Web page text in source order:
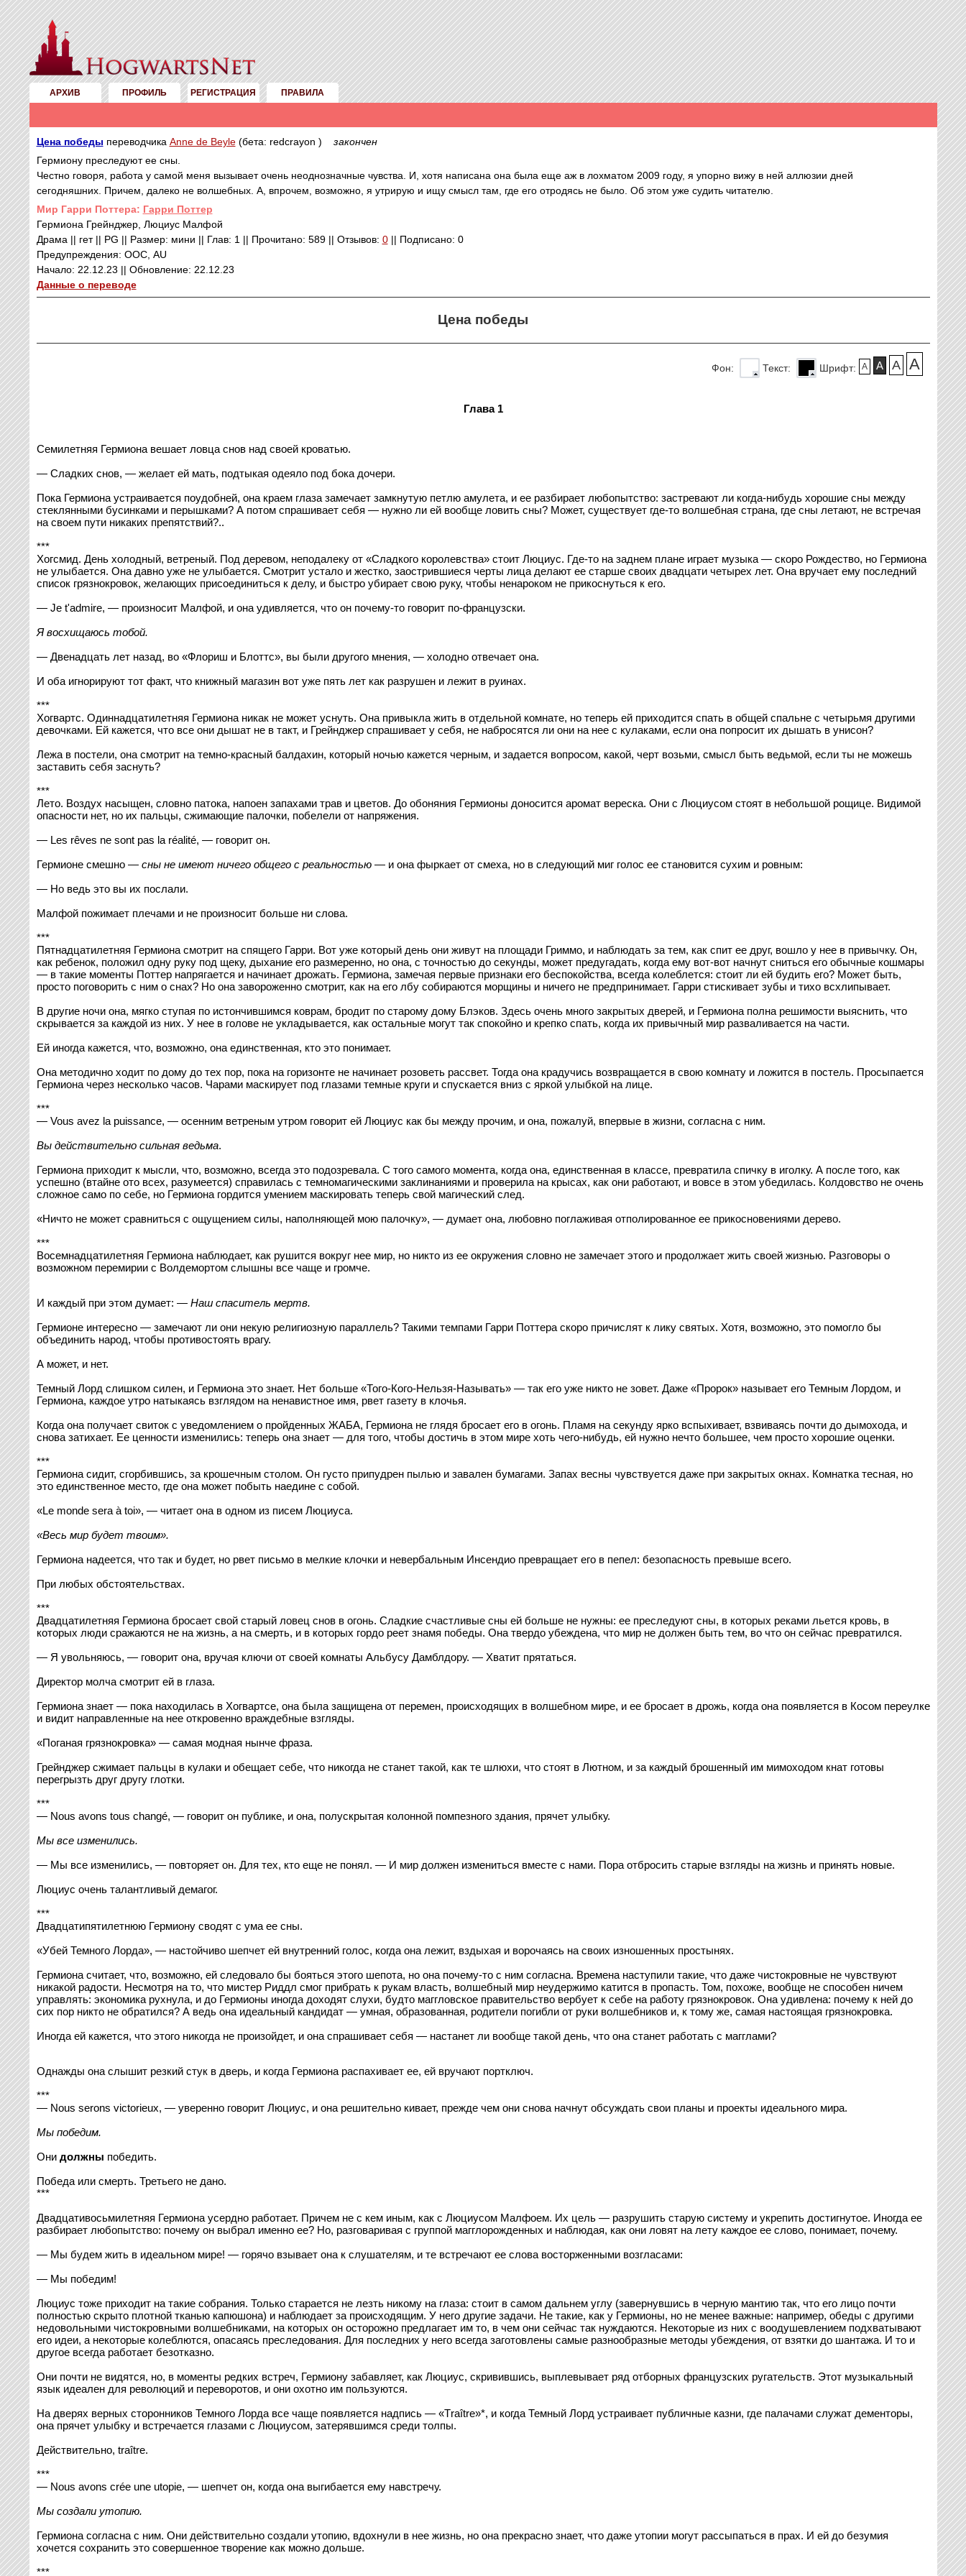
АРХИВ ПРОФИЛЬ РЕГИСТРАЦИЯ ПРАВИЛА
Цена победы переводчика Anne de Beyle(бета: redcrayon ) закончен
Гермиону преследуют ее сны.
Честно говоря, работа у самой меня вызывает очень неоднозначные чувства. И, хотя написана она была еще аж в лохматом 2009 году, я упорно вижу в ней аллюзии дней
сегодняшних. Причем, далеко не волшебных. А, впрочем, возможно, я утрирую и ищу смысл там, где его отродясь не было. Об этом уже судить читателю.
Mир Гарри Поттера: Гарри Поттер
Гермиона Грейнджер, Люциус Малфой
Драма || гет || PG || Размер: мини || Глав: 1 || Прочитано: 589 || Отзывов: 0|| Подписано: 0
Предупреждения: ООС, AU
Начало: 22.12.23 || Обновление: 22.12.23
Данные о переводе
Цена победы
A A A A
Шрифт:
Текст:
Фон:
Глава 1
Семилетняя Гермиона вешает ловца снов над своей кроватью.
— Сладких снов, — желает ей мать, подтыкая одеяло под бока дочери.
Пока Гермиона устраивается поудобней, она краем глаза замечает замкнутую петлю амулета, и ее разбирает любопытство: застревают ли когда-нибудь хорошие сны между
стеклянными бусинками и перышками? А потом спрашивает себя — нужно ли ей вообще ловить сны? Может, существует где-то волшебная страна, где сны летают, не встречая
на своем пути никаких препятствий?..
***
Хогсмид. День холодный, ветреный. Под деревом, неподалеку от «Сладкого королевства» стоит Люциус. Где-то на заднем плане играет музыка — скоро Рождество, но Гермиона
не улыбается. Она давно уже не улыбается. Смотрит устало и жестко, заострившиеся черты лица делают ее старше своих двадцати четырех лет. Она вручает ему последний
список грязнокровок, желающих присоединиться к делу, и быстро убирает свою руку, чтобы ненароком не прикоснуться к его.
— Je t'admire, — произносит Малфой, и она удивляется, что он почему-то говорит по-французски.
Я восхищаюсь тобой.
— Двенадцать лет назад, во «Флориш и Блоттс», вы были другого мнения, — холодно отвечает она.
И оба игнорируют тот факт, что книжный магазин вот уже пять лет как разрушен и лежит в руинах.
***
Хогвартс. Одиннадцатилетняя Гермиона никак не может уснуть. Она привыкла жить в отдельной комнате, но теперь ей приходится спать в общей спальне с четырьмя другими
девочками. Ей кажется, что все они дышат не в такт, и Грейнджер спрашивает у себя, не набросятся ли они на нее с кулаками, если она попросит их дышать в унисон?
Лежа в постели, она смотрит на темно-красный балдахин, который ночью кажется черным, и задается вопросом, какой, черт возьми, смысл быть ведьмой, если ты не можешь
заставить себя заснуть?
***
Лето. Воздух насыщен, словно патока, напоен запахами трав и цветов. До обоняния Гермионы доносится аромат вереска. Они с Люциусом стоят в небольшой рощице. Видимой
опасности нет, но их пальцы, сжимающие палочки, побелели от напряжения.
— Les rêves ne sont pas la réalité, — говорит он.
Гермионе смешно — сны не имеют ничего общего с реальностью— и она фыркает от смеха, но в следующий миг голос ее становится сухим и ровным:
— Но ведь это вы их послали.
Малфой пожимает плечами и не произносит больше ни слова.
***
Пятнадцатилетняя Гермиона смотрит на спящего Гарри. Вот уже который день они живут на площади Гриммо, и наблюдать за тем, как спит ее друг, вошло у нее в привычку. Он,
как ребенок, положил одну руку под щеку, дыхание его размеренно, но она, с точностью до секунды, может предугадать, когда ему вот-вот начнут сниться его обычные кошмары
— в такие моменты Поттер напрягается и начинает дрожать. Гермиона, замечая первые признаки его беспокойства, всегда колеблется: стоит ли ей будить его? Может быть,
просто поговорить с ним о снах? Но она завороженно смотрит, как на его лбу собираются морщины и ничего не предпринимает. Гарри стискивает зубы и тихо всхлипывает.
В другие ночи она, мягко ступая по истончившимся коврам, бродит по старому дому Блэков. Здесь очень много закрытых дверей, и Гермиона полна решимости выяснить, что
скрывается за каждой из них. У нее в голове не укладывается, как остальные могут так спокойно и крепко спать, когда их привычный мир разваливается на части.
Ей иногда кажется, что, возможно, она единственная, кто это понимает.
Она методично ходит по дому до тех пор, пока на горизонте не начинает розоветь рассвет. Тогда она крадучись возвращается в свою комнату и ложится в постель. Просыпается
Гермиона через несколько часов. Чарами маскирует под глазами темные круги и спускается вниз с яркой улыбкой на лице.
***
— Vous avez la puissance, — осенним ветреным утром говорит ей Люциус как бы между прочим, и она, пожалуй, впервые в жизни, согласна с ним.
Вы действительно сильная ведьма.
Гермиона приходит к мысли, что, возможно, всегда это подозревала. С того самого момента, когда она, единственная в классе, превратила спичку в иголку. А после того, как
успешно (втайне ото всех, разумеется) справилась с темномагическими заклинаниями и проверила на крысах, как они работают, и вовсе в этом убедилась. Колдовство не очень
сложное само по себе, но Гермиона гордится умением маскировать теперь свой магический след.
«Ничто не может сравниться с ощущением силы, наполняющей мою палочку», — думает она, любовно поглаживая отполированное ее прикосновениями дерево.
***
Восемнадцатилетняя Гермиона наблюдает, как рушится вокруг нее мир, но никто из ее окружения словно не замечает этого и продолжает жить своей жизнью. Разговоры о
возможном перемирии с Волдемортом слышны все чаще и громче.
И каждый при этом думает: — Наш спаситель мертв.
Гермионе интересно — замечают ли они некую религиозную параллель? Такими темпами Гарри Поттера скоро причислят к лику святых. Хотя, возможно, это помогло бы
объединить народ, чтобы противостоять врагу.
А может, и нет.
Темный Лорд слишком силен, и Гермиона это знает. Нет больше «Того-Кого-Нельзя-Называть» — так его уже никто не зовет. Даже «Пророк» называет его Темным Лордом, и
Гермиона, каждое утро натыкаясь взглядом на ненавистное имя, рвет газету в клочья.
Когда она получает свиток с уведомлением о пройденных ЖАБА, Гермиона не глядя бросает его в огонь. Пламя на секунду ярко вспыхивает, взвиваясь почти до дымохода, и
снова затихает. Ее ценности изменились: теперь она знает — для того, чтобы достичь в этом мире хоть чего-нибудь, ей нужно нечто большее, чем просто хорошие оценки.
***
Гермиона сидит, сгорбившись, за крошечным столом. Он густо припудрен пылью и завален бумагами. Запах весны чувствуется даже при закрытых окнах. Комнатка тесная, но
это единственное место, где она может побыть наедине с собой.
«Le monde sera à toi», — читает она в одном из писем Люциуса.
«Весь мир будет твоим».
Гермиона надеется, что так и будет, но рвет письмо в мелкие клочки и невербальным Инсендио превращает его в пепел: безопасность превыше всего.
При любых обстоятельствах.
***
Двадцатилетняя Гермиона бросает свой старый ловец снов в огонь. Сладкие счастливые сны ей больше не нужны: ее преследуют сны, в которых реками льется кровь, в
которых люди сражаются не на жизнь, а на смерть, и в которых гордо реет знамя победы. Она твердо убеждена, что мир не должен быть тем, во что он сейчас превратился.
— Я увольняюсь, — говорит она, вручая ключи от своей комнаты Альбусу Дамблдору. — Хватит прятаться.
Директор молча смотрит ей в глаза.
Гермиона знает — пока находилась в Хогвартсе, она была защищена от перемен, происходящих в волшебном мире, и ее бросает в дрожь, когда она появляется в Косом переулке
и видит направленные на нее откровенно враждебные взгляды.
«Поганая грязнокровка» — самая модная нынче фраза.
Грейнджер сжимает пальцы в кулаки и обещает себе, что никогда не станет такой, как те шлюхи, что стоят в Лютном, и за каждый брошенный им мимоходом кнат готовы
перегрызть друг другу глотки.
***
— Nous avons tous changé, — говорит он публике, и она, полускрытая колонной помпезного здания, прячет улыбку.
Мы все изменились.
— Мы все изменились, — повторяет он. Для тех, кто еще не понял. — И мир должен измениться вместе с нами. Пора отбросить старые взгляды на жизнь и принять новые.
Люциус очень талантливый демагог.
***
Двадцатипятилетнюю Гермиону сводят с ума ее сны.
«Убей Темного Лорда», — настойчиво шепчет ей внутренний голос, когда она лежит, вздыхая и ворочаясь на своих изношенных простынях.
Гермиона считает, что, возможно, ей следовало бы бояться этого шепота, но она почему-то с ним согласна. Времена наступили такие, что даже чистокровные не чувствуют
никакой радости. Несмотря на то, что мистер Риддл смог прибрать к рукам власть, волшебный мир неудержимо катится в пропасть. Том, похоже, вообще не способен ничем
управлять: экономика рухнула, и до Гермионы иногда доходят слухи, будто маггловское правительство вербует к себе на работу грязнокровок. Она удивлена: почему к ней до
сих пор никто не обратился? А ведь она идеальный кандидат — умная, образованная, родители погибли от руки волшебников и, к тому же, самая настоящая грязнокровка.
Иногда ей кажется, что этого никогда не произойдет, и она спрашивает себя — настанет ли вообще такой день, что она станет работать с магглами?
Однажды она слышит резкий стук в дверь, и когда Гермиона распахивает ее, ей вручают портключ.
***
— Nous serons victorieux, — уверенно говорит Люциус, и она решительно кивает, прежде чем они снова начнут обсуждать свои планы и проекты идеального мира.
Мы победим.
Они должны победить.
Победа или смерть. Третьего не дано.
***
Двадцативосьмилетняя Гермиона усердно работает. Причем не с кем иным, как с Люциусом Малфоем. Их цель — разрушить старую систему и укрепить достигнутое. Иногда ее
разбирает любопытство: почему он выбрал именно ее? Но, разговаривая с группой магглорожденных и наблюдая, как они ловят на лету каждое ее слово, понимает, почему.
— Мы будем жить в идеальном мире! — горячо взывает она к слушателям, и те встречают ее слова восторженными возгласами:
— Мы победим!
Люциус тоже приходит на такие собрания. Только старается не лезть никому на глаза: стоит в самом дальнем углу (завернувшись в черную мантию так, что его лицо почти
полностью скрыто плотной тканью капюшона) и наблюдает за происходящим. У него другие задачи. Не такие, как у Гермионы, но не менее важные: например, обеды с другими
недовольными чистокровными волшебниками, на которых он осторожно предлагает им то, в чем они сейчас так нуждаются. Некоторые из них с воодушевлением подхватывают
его идеи, а некоторые колеблются, опасаясь преследования. Для последних у него всегда заготовлены самые разнообразные методы убеждения, от взятки до шантажа. И то и
другое всегда работает безотказно.
Они почти не видятся, но, в моменты редких встреч, Гермиону забавляет, как Люциус, скривившись, выплевывает ряд отборных французских ругательств. Этот музыкальный
язык идеален для революций и переворотов, и они охотно им пользуются.
На дверях верных сторонников Темного Лорда все чаще появляется надпись — «Тraître»*, и когда Темный Лорд устраивает публичные казни, где палачами служат дементоры,
она прячет улыбку и встречается глазами с Люциусом, затерявшимся среди толпы.
Действительно, traître.
***
— Nous avons crée une utopie, — шепчет он, когда она выгибается ему навстречу.
Мы создали утопию.
Гермиона согласна с ним. Они действительно создали утопию, вдохнули в нее жизнь, но она прекрасно знает, что даже утопии могут рассыпаться в прах. И ей до безумия
хочется сохранить это совершенное творение как можно дольше.
***